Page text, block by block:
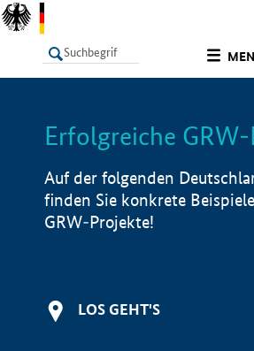
LISTE
Erfolgreiche
Auf der folgenden
finden Sie konkrete
GRW-Projekte!
LOS GEHT'S